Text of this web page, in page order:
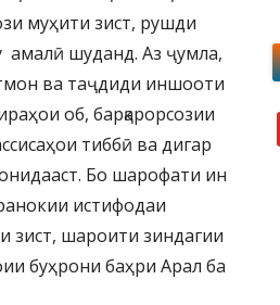
муҳити зист, рушди
амалӣ шуданд. Аз ҷумла,
ва таҷдиди иншооти
об, барқарорсозии
тиббӣ ва дигар
Бо шарофати ин
истифодаи
зист, шароити зиндагии
буҳрони баҳри Арал ба